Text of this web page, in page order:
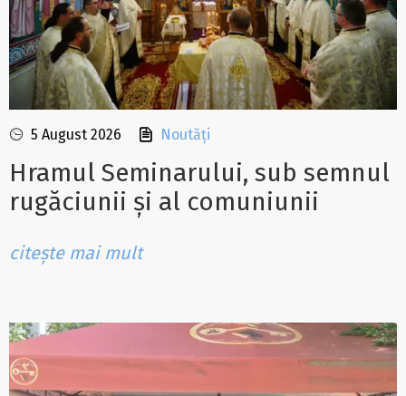
5 August 2026 Noutăți
Hramul Seminarului, sub semnul
rugăciunii și al comuniunii
citește mai mult